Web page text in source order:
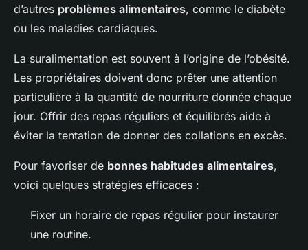
d’autres problèmes alimentaires, comme le diabète
ou les maladies cardiaques.
La suralimentation est souvent à l’origine de l’obésité.
Les propriétaires doivent donc prêter une attention
particulière à la quantité de nourriture donnée chaque
jour. Offrir des repas réguliers et équilibrés aide à
éviter la tentation de donner des collations en excès.
Pour favoriser de bonnes habitudes alimentaires,
voici quelques stratégies efficaces :
Fixer un horaire de repas régulier pour instaurer
une routine.